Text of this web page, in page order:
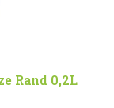
Rand 0,2L